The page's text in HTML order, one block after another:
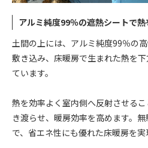
アルミ純度99％の遮熱シートで
土間の上には、アルミ純度99％の
敷き込み、床暖房で生まれた熱を
ています。
熱を効率よく室内側へ反射させる
き渡らせ、暖房効率を高めます。
で、省エネ性にも優れた床暖房を実